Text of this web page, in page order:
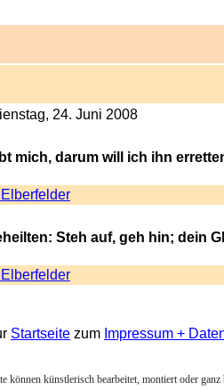
24. Juni 2008
mich, darum will ich ihn
Steh auf, geh hin; dein
Startseite zum Impressum +
können künstlerisch bearbeitet, montiert oder